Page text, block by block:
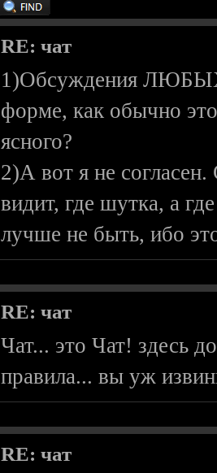
RE: чат
1)Обсуждения ЛЮБЫХ
форме, как обычно
ясного?
2)А вот я не
видит, где шутка, а
лучше не быть, ибо
RE: чат
Чат... это Чат! здесь
правила... вы уж
RE: чат